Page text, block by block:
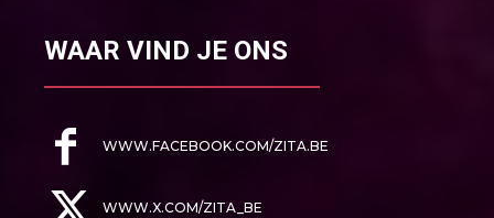
WAAR VIND JE ONS
WWW.FACEBOOK.COM/ZITA.BE
WWW.X.COM/ZITA_BE